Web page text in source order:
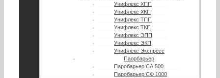
Унифлекс ХПП
Унифлекс ХКП
Унифлекс ТПП
Унифлекс ТКП
Унифлекс ЭПП
Унифлекс ЭКП
Унифлекс Экспресс
Паорбарьер
Паробарьер СА 500
Паробарьер СФ 1000